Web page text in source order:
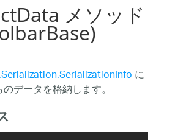
メソッド
に
データを格納します。